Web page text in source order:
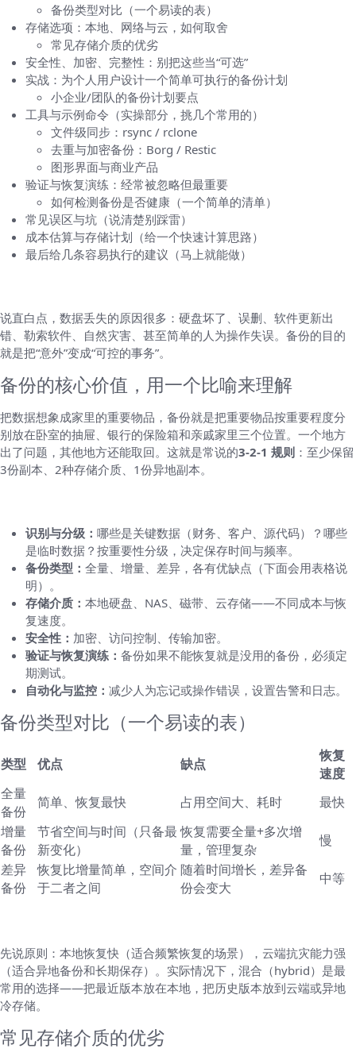
备份类型对比（一个易读的表）
存储选项：本地、网络与云，如何取舍
常见存储介质的优劣
安全性、加密、完整性：别把这些当“可选”
实战：为个人用户设计一个简单可执行的备份计划
小企业/团队的备份计划要点
工具与示例命令（实操部分，挑几个常用的）
文件级同步：rsync / rclone
去重与加密备份：Borg / Restic
图形界面与商业产品
验证与恢复演练：经常被忽略但最重要
如何检测备份是否健康（一个简单的清单）
常见误区与坑（说清楚别踩雷）
成本估算与存储计划（给一个快速计算思路）
最后给几条容易执行的建议（马上就能做）
说直白点，数据丢失的原因很多：硬盘坏了、误删、软件更新出
错、勒索软件、自然灾害、甚至简单的人为操作失误。备份的目的
就是把“意外”变成“可控的事务”。
备份的核心价值，用一个比喻来理解
把数据想象成家里的重要物品，备份就是把重要物品按重要程度分
别放在卧室的抽屉、银行的保险箱和亲戚家里三个位置。一个地方
出了问题，其他地方还能取回。这就是常说的3-2-1 规则 ：至少保留
3份副本、2种存储介质、1份异地副本。
识别与分级： 哪些是关键数据（财务、客户、源代码）？哪些
是临时数据？按重要性分级，决定保存时间与频率。
备份类型： 全量、增量、差异，各有优缺点（下面会用表格说
明）。
存储介质： 本地硬盘、NAS、磁带、云存储——不同成本与恢
复速度。
安全性： 加密、访问控制、传输加密。
验证与恢复演练： 备份如果不能恢复就是没用的备份，必须定
期测试。
自动化与监控： 减少人为忘记或操作错误，设置告警和日志。
备份类型对比（一个易读的表）
类型 优点 缺点
恢复
速度
全量
备份
简单、恢复最快 占用空间大、耗时
最快
增量
备份
节省空间与时间（只备最
新变化）
恢复需要全量+多次增
量，管理复杂
慢
差异
备份
恢复比增量简单，空间介
于二者之间
随着时间增长，差异备
份会变大
中等
先说原则：本地恢复快（适合频繁恢复的场景），云端抗灾能力强
（适合异地备份和长期保存）。实际情况下，混合（hybrid）是最
常用的选择——把最近版本放在本地，把历史版本放到云端或异地
冷存储。
常见存储介质的优劣